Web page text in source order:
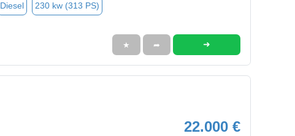
Diesel 230 kw (313 PS)
★ ➦ ➜
22.000 €